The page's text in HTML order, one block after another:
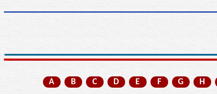
A B C D E F G H